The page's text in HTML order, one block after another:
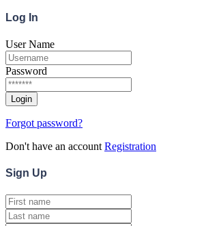
Log In
User Name
Password
Forgot password?
Don't have an account Registration
Sign Up